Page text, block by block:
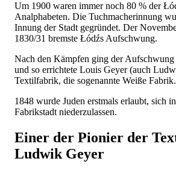
Um 1900 waren immer noch 80 % der
Analphabeten. Die Tuchmacherinnung
Innung der Stadt gegründet. Der
1830/31 bremste Łódźs Aufschwung.
Nach den Kämpfen ging der
und so errichtete Louis Geyer (auch
Textilfabrik, die sogenannte Weiße Fabrik.
1848 wurde Juden erstmals erlaubt, sich
Fabrikstadt niederzulassen.
Einer der Pionier der
Ludwik Geyer